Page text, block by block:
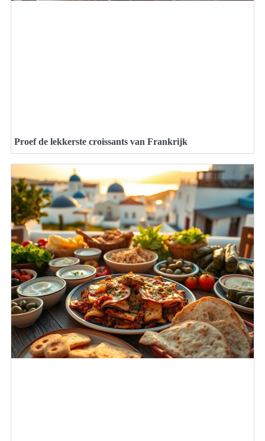
Proef de lekkerste croissants van Frankrijk